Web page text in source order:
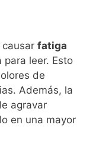
fatiga
para leer. Esto
de
Además, la
agravar
en una mayor